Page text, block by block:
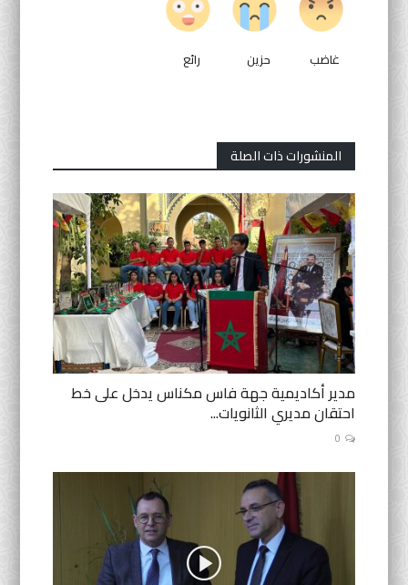
غاضب حزين رائع
المنشورات ذات الصلة
مدير أكاديمية جهة فاس مكناس يدخل على خط
احتقان مديري الثانويات...
0